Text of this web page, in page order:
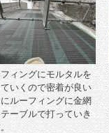
ィングにモルタルを
いくので密着が良い
ルーフィングに金網
ーブルで打っていき